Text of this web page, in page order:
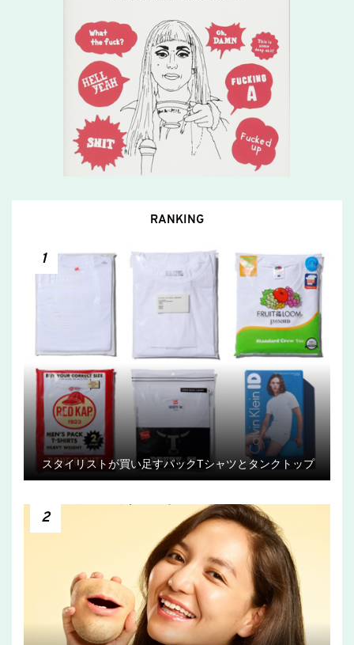
RANKING
1
スタイリストが買い足すパックTシャツとタンクトップ
2